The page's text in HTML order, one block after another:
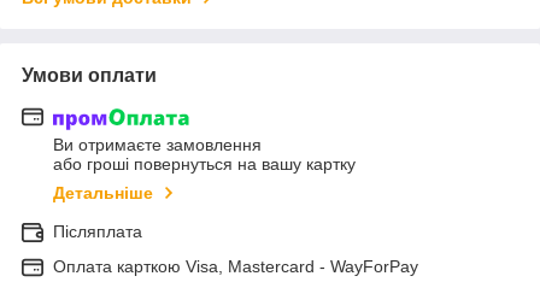
Умови оплати
Ви отримаєте замовлення
або гроші повернуться на вашу картку
Детальніше
Післяплата
Оплата карткою Visa, Mastercard - WayForPay